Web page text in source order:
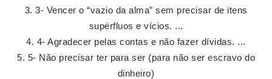
3- Vencer o “vazio da alma” sem precisar de itens
supérfluos e vícios. ...
4- Agradecer pelas contas e não fazer dívidas. ...
5- Não precisar ter para ser (para não ser escravo do
dinheiro)